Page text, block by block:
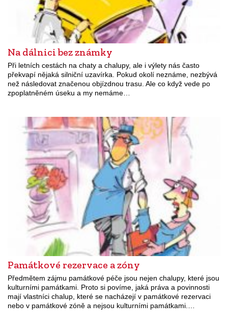
Na dálnici bez známky
Při letních cestách na chaty a chalupy, ale i výlety nás často
překvapí nějaká silniční uzavírka. Pokud okolí neznáme, nezbývá
než následovat značenou objízdnou trasu. Ale co když vede po
zpoplatněném úseku a my nemáme…
Památkové rezervace a zóny
Předmětem zájmu památkové péče jsou nejen chalupy, které jsou
kulturními památkami. Proto si povíme, jaká práva a povinnosti
mají vlastníci chalup, které se nacházejí v památkové rezervaci
nebo v památkové zóně a nejsou kulturními památkami.…